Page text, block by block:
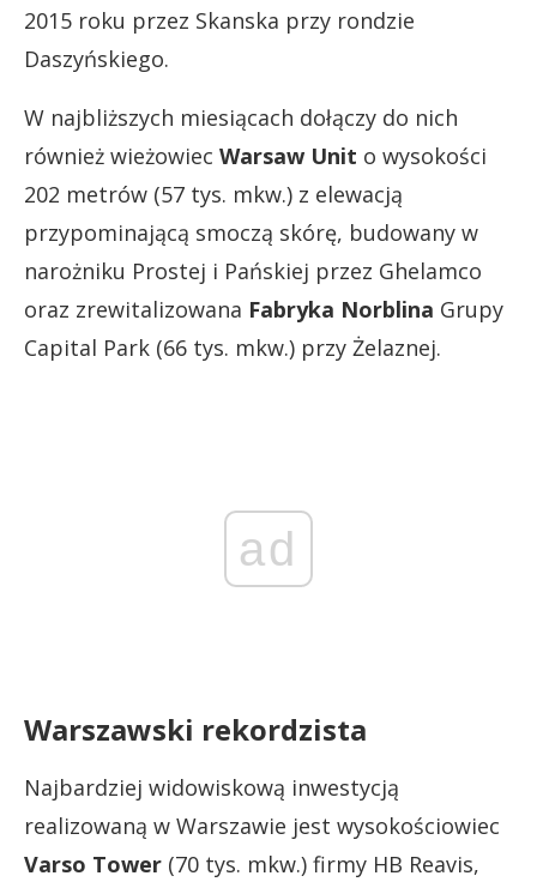
2015 roku przez Skanska przy rondzie
Daszyńskiego.
W najbliższych miesiącach dołączy do nich
również wieżowiec Warsaw Unit o wysokości
202 metrów (57 tys. mkw.) z elewacją
przypominającą smoczą skórę, budowany w
narożniku Prostej i Pańskiej przez Ghelamco
oraz zrewitalizowana Fabryka Norblina Grupy
Capital Park (66 tys. mkw.) przy Żelaznej.
ad
Warszawski rekordzista
Najbardziej widowiskową inwestycją
realizowaną w Warszawie jest wysokościowiec
Varso Tower (70 tys. mkw.) firmy HB Reavis,